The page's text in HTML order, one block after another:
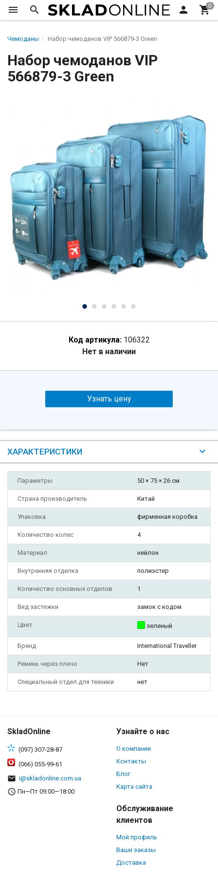
Чемоданы Набор чемоданов VIP 566879-3 Green
Набор чемоданов VIP
566879-3 Green
Код артикула: 106322
Нет в наличии
Узнать цену
ХАРАКТЕРИСТИКИ
Параметры 50 × 75 × 26 см
Страна производитель Китай
Упаковка фирменная коробка
Количество колес 4
Материал нейлон
Внутренняя отделка полиэстер
Количество основных отделов 1
Вид застежки замок с кодом
Цвет зеленый
Бренд International Traveller
Ремень через плечо Нет
Специальный отдел для техники нет
SkladOnline
(097) 307-28-87
(066) 055-99-61
i@skladonline.com.ua
Пн—Пт 09:00—18:00
Узнайте о нас
О компании
Контакты
Блог
Карта сайта
Обслуживание
клиентов
Мой профиль
Ваши заказы
Доставка